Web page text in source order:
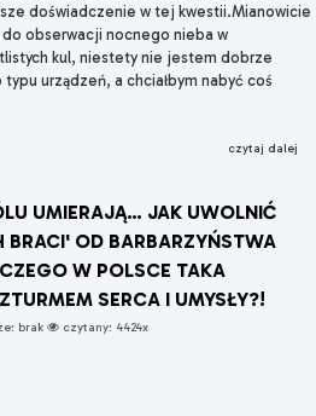
doświadczenie w tej kwestii.Mianowicie
obserwacji nocnego nieba w
kul, niestety nie jestem dobrze
urządzeń, a chciałbym nabyć coś
czytaj dalej
UMIERAJĄ… JAK UWOLNIĆ
BRACI' OD BARBARZYŃSTWA
W POLSCE TAKA
SERCA I UMYSŁY?!
brak czytany: 4424x